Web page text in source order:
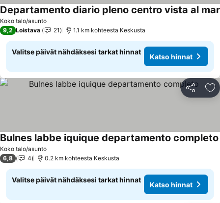
Koko talo/asunto
Departamento diario pleno centro vista al mar
9,2 Loistava 21 1.1 km kohteesta Keskusta
Valitse päivät nähdäksesi tarkat hinnat
Katso hinnat
Jaa
Koko talo/asunto
Bulnes labbe iquique departamento completo
6,8 4 0.2 km kohteesta Keskusta
Valitse päivät nähdäksesi tarkat hinnat
Katso hinnat